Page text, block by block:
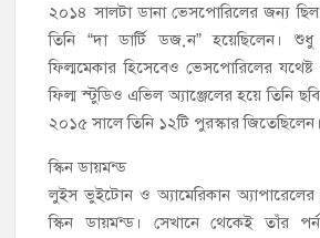
২০১৪ সালটা ডানা ভেসপোরিলের জন্য
তিনি “দা ডার্টি ডজ়ন” হয়েছিলেন। শুধু
ফিল্মমেকার হিসেবেও ভেসপোরিলের
ফিল্ম স্টুডিও এভিল অ্যাঞ্জেলের হয়ে তিনি
২০১৫ সালে তিনি ১২টি পুরস্কার জিতেছিলেন।
স্কিন ডায়মন্ড
লুইস ভুইটোন ও অ্যামেরিকান অ্যাপারেলের
স্কিন ডায়মন্ড। সেখানে থেকেই তাঁর